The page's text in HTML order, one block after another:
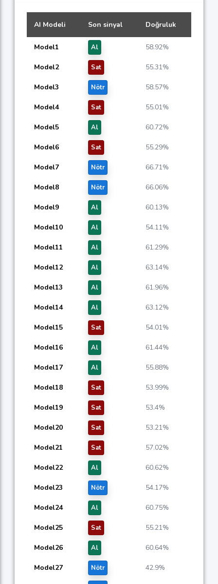
AI Modeli Son sinyal Doğruluk
Model1 Al 58.92%
Model2 Sat 55.31%
Model3 Nötr 58.57%
Model4 Sat 55.01%
Model5 Al 60.72%
Model6 Sat 55.29%
Model7 Nötr 66.71%
Model8 Nötr 66.06%
Model9 Al 60.13%
Model10 Al 54.11%
Model11 Al 61.29%
Model12 Al 63.14%
Model13 Al 61.96%
Model14 Al 63.12%
Model15 Sat 54.01%
Model16 Al 61.44%
Model17 Al 55.88%
Model18 Sat 53.99%
Model19 Sat 53.4%
Model20 Sat 53.21%
Model21 Sat 57.02%
Model22 Al 60.62%
Model23 Nötr 54.17%
Model24 Al 60.75%
Model25 Sat 55.21%
Model26 Al 60.64%
Model27 Nötr 42.9%